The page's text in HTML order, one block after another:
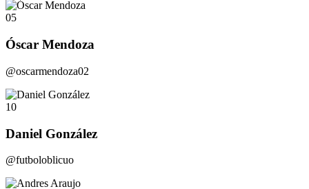
05
Óscar Mendoza
@oscarmendoza02
10
Daniel González
@futboloblicuo